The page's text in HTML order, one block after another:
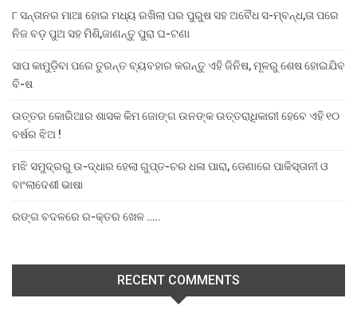
୮ ସନ୍ତାନର ମାଆ ହୋଇ ମଧ୍ୟ ରଖିଲା ପର ପୁରୁଷ ସହ ଅବୈଧ ସ-ମ୍ବନ୍ଧ,ତା ପରେ
ନିଜ ବଡ଼ ପୁଅ ସହ ମିଶି,ଜାଣନ୍ତୁ ପୁରା ଘ-ଟଣା
ସାପ କାମୁଡ଼ିବା ପରେ ତୁରନ୍ତ ବ୍ୟବହାର କରନ୍ତୁ ଏହି ଜିନିଷ, ମୂଳରୁ ଶେଷ ହୋଇଯିବ
ବି-ଷ
ଉତ୍ତର କୋରିଆର ଶାସକ କିମ ଜୋଙ୍ଗ ଉନଙ୍କ ଉତ୍ତରାଧିକାରୀ ହେବେ ଏହି ୧୦
ବର୍ଷର ଝିଅ !
ମଝି ସମୁଦ୍ରରୁ ଉ-ଦ୍ଧାର ହେଲା ଗୁପ୍ତ-ଚର ଧଳା ପାରା, ଡେଣାରେ ପାକିସ୍ତାନୀ ଓ
ବାଂଲାଦେଶୀ ଭାଷା
ରଙ୍ଗ ବଦଳରେ ର-କ୍ତର ଖେଳ …..
RECENT COMMENTS